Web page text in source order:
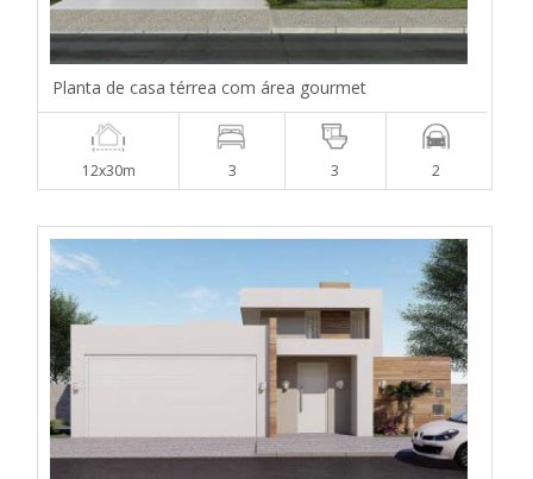
Planta de casa térrea com área gourmet
12x30m 3 3 2